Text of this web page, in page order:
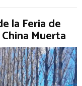
la Feria de
Muerta